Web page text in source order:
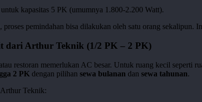
kapasitas 5 PK (umumnya 1.800-2.200 Watt).
proses pemindahan bisa dilakukan oleh satu orang sekalipun.
dari Arthur Teknik (1/2 PK – 2 PK)
restoran memerlukan AC besar. Untuk ruang kecil
2 PK dengan pilihan sewa bulanan dan sewa tahunan.
Teknik: